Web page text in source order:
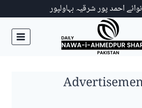
احمد پور شرقیہ بہاولپور